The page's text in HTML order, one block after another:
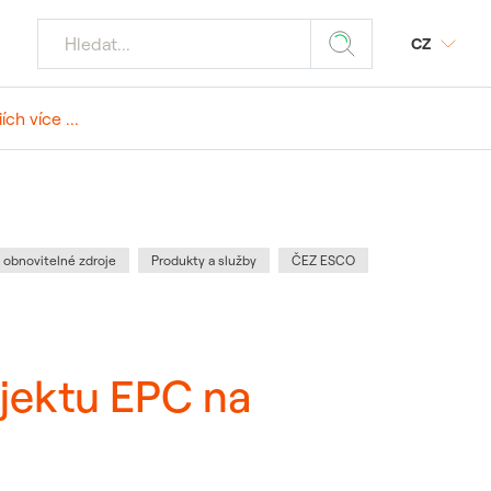
více ...
akcí
a
CZ
zdroje Produkty a služby ČEZ ESCO
EPC na